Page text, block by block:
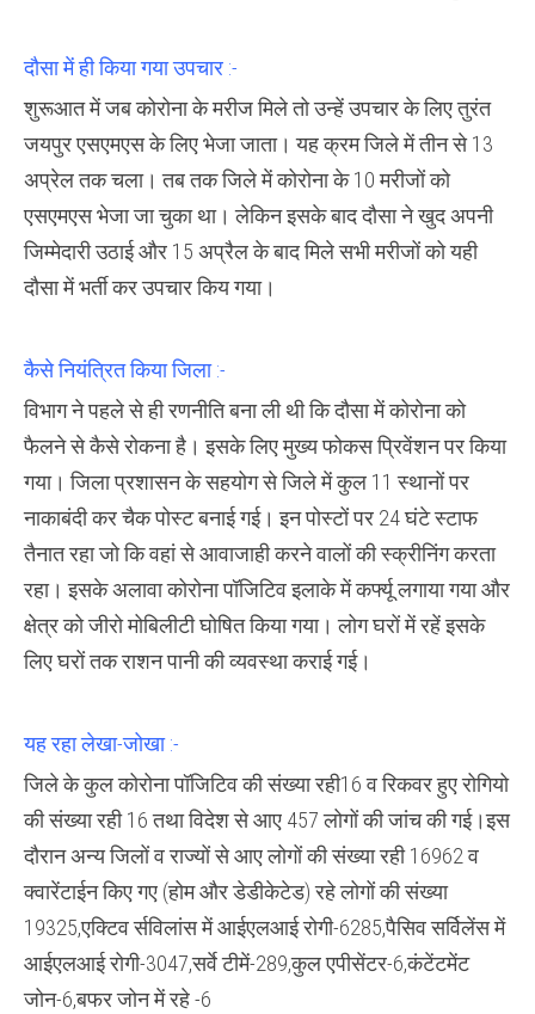
दौसा में ही किया गया उपचार :-
शुरूआत में जब कोरोना के मरीज मिले तो उन्हें उपचार के लिए तुरंत
जयपुर एसएमएस के लिए भेजा जाता। यह क्रम जिले में तीन से 13
अप्रेल तक चला। तब तक जिले में कोरोना के 10 मरीजों को
एसएमएस भेजा जा चुका था। लेकिन इसके बाद दौसा ने खुद अपनी
जिम्मेदारी उठाई और 15 अप्रैल के बाद मिले सभी मरीजों को यही
दौसा में भर्ती कर उपचार किय गया।
कैसे नियंत्रित किया जिला :-
विभाग ने पहले से ही रणनीति बना ली थी कि दौसा में कोरोना को
फैलने से कैसे रोकना है। इसके लिए मुख्य फोकस प्रिवेंशन पर किया
गया। जिला प्रशासन के सहयोग से जिले में कुल 11 स्थानों पर
नाकाबंदी कर चैक पोस्ट बनाई गई। इन पोस्टों पर 24 घंटे स्टाफ
तैनात रहा जो कि वहां से आवाजाही करने वालों की स्क्रीनिंग करता
रहा। इसके अलावा कोरोना पॉजिटिव इलाके में कर्फ्यू लगाया गया और
क्षेत्र को जीरो मोबिलीटी घोषित किया गया। लोग घरों में रहें इसके
लिए घरों तक राशन पानी की व्यवस्था कराई गई।
यह रहा लेखा-जोखा :-
जिले के कुल कोरोना पॉजिटिव की संख्या रही16 व रिकवर हुए रोगियो
की संख्या रही 16 तथा विदेश से आए 457 लोगों की जांच की गई।इस
दौरान अन्य जिलों व राज्यों से आए लोगों की संख्या रही 16962 व
क्वारेंटाईन किए गए (होम और डेडीकेटेड) रहे लोगों की संख्या
19325,एक्टिव र्सविलांस में आईएलआई रोगी-6285,पैसिव सर्विलेंस में
आईएलआई रोगी-3047,सर्वे टीमें-289,कुल एपीसेंटर-6,कंटेंटमेंट
जोन-6,बफर जोन में रहे -6